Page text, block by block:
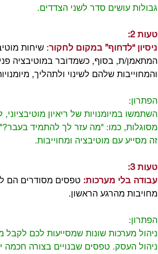
גבולות עושים סדר לשני הצדדים.
טעות 2:
ניסיון “לדחוף” במקום לחקור: שיחות
המתאמן/ת, בסוף, כשמדובר במוטיבציה
והמחוייבות שלהם לשינוי ולתהליך,
הפתרון:
השתמשו במיומנויות של ריאיון
מסוגלות, כמו: "מה עזר לך להתמיד בעבר?"
זה מסייע עם מוטיבציה ומחוייבות.
טעות 3:
עבודה בלי מערכות: טפסים מסודרים הם
מחויבות מהרגע הראשון.
הפתרון:
ניהול מערכות שונות שמסייעות לכם לקבל
ניהול העסק. טפסים שבנויים בצורה חכמה